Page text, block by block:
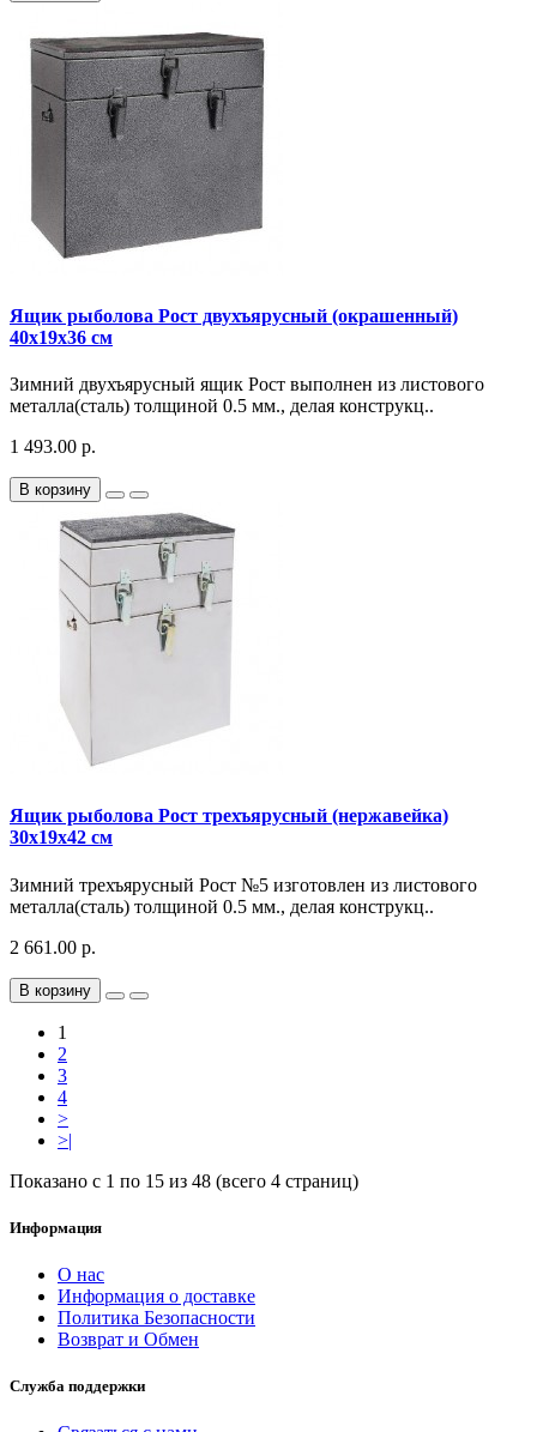
Ящик рыболова Рост двухъярусный (окрашенный)
40x19x36 см
Зимний двухъярусный ящик Рост выполнен из листового
металла(сталь) толщиной 0.5 мм., делая конструкц..
1 493.00 р.
В корзину
Ящик рыболова Рост трехъярусный (нержавейка)
30x19x42 cм
Зимний трехъярусный Рост №5 изготовлен из листового
металла(сталь) толщиной 0.5 мм., делая конструкц..
2 661.00 р.
В корзину
1
2
3
4
>
>|
Показано с 1 по 15 из 48 (всего 4 страниц)
Информация
О нас
Информация о доставке
Политика Безопасности
Возврат и Обмен
Служба поддержки